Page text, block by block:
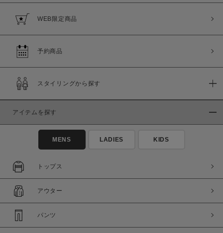
WEB限定商品
予約商品
スタイリングから探す
アイテムを探す
MENS LADIES KIDS
トップス
アウター
パンツ